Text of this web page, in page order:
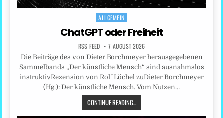
Posted
in
ALLGEMEIN
ChatGPT oder Freiheit
RSS-FEED 7. AUGUST 2026
Die Beiträge des von Dieter Borchmeyer herausgegebenen
Sammelbands „Der künstliche Mensch“ sind ausnahmslos
instruktivRezension von Rolf Löchel zuDieter Borchmeyer
(Hg.): Der künstliche Mensch. Vom Nutzen…
CONTINUE READING...